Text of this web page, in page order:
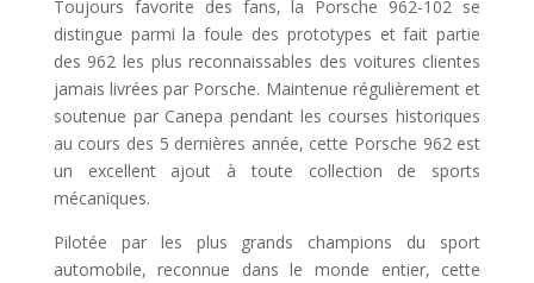
Toujours favorite des fans, la Porsche 962-102 se
distingue parmi la foule des prototypes et fait partie
des 962 les plus reconnaissables des voitures clientes
jamais livrées par Porsche. Maintenue régulièrement et
soutenue par Canepa pendant les courses historiques
au cours des 5 dernières année, cette Porsche 962 est
un excellent ajout à toute collection de sports
mécaniques.
Pilotée par les plus grands champions du sport
automobile, reconnue dans le monde entier, cette